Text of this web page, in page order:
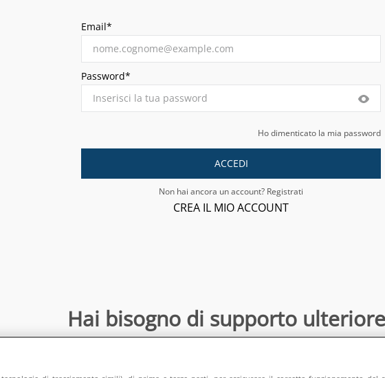
Email*
Password*
Ho dimenticato la mia password
ACCEDI
Non hai ancora un account? Registrati
CREA IL MIO ACCOUNT
Hai bisogno di supporto
directsalesonline@europeanappliances.com